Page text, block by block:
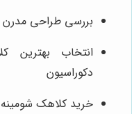
بررسی طراحی
انتخاب بهترین
دکوراسیون
خرید کلاهک شومینه